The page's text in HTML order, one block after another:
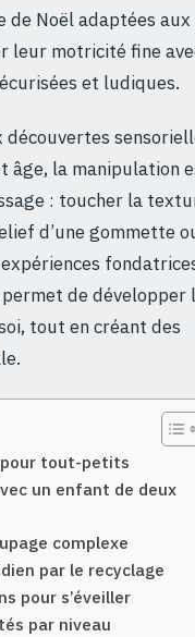
de Noël adaptées aux
leur motricité fine
et ludiques.
âge, la manipulation
: toucher la
d’une gommette
de développer
tout en créant des
pour tout-petits
un enfant de deux
complexe
par le recyclage
pour s’éveiller
par niveau